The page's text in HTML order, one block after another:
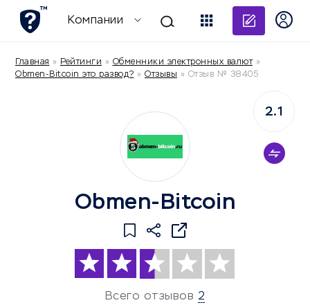
Компании
Главная » Рейтинги » Обменники электронных валют»
Obmen-Bitcoin это развод? » Отзывы » Отзыв № 38405
Obmen-Bitcoin
Всего отзывов 2
2.1